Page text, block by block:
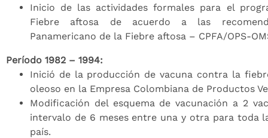
Inicio de las actividades formales para el
Fiebre aftosa de acuerdo a las
Panamericano de la Fiebre aftosa – CPFA/OPS-
Período 1982 – 1994:
Inició de la producción de vacuna contra la
oleoso en la Empresa Colombiana de Productos
Modificación del esquema de vacunación a 2
intervalo de 6 meses entre una y otra para toda
país.